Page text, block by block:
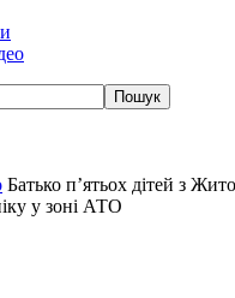
Батько п’ятьох дітей з
у зоні АТО